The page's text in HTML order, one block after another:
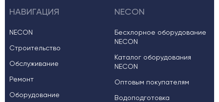
НАВИГАЦИЯ
NECON
Строительство
Обслуживание
Ремонт
Оборудование
NECON
Бесхлорное оборудование
NECON
Каталог оборудования
NECON
Оптовым покупателям
Водоподготовка